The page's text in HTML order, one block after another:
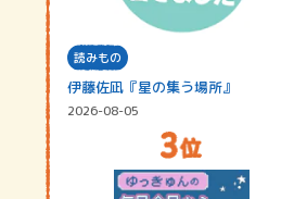
読みもの
伊藤佐凪『星の集う場所』
2026-08-05